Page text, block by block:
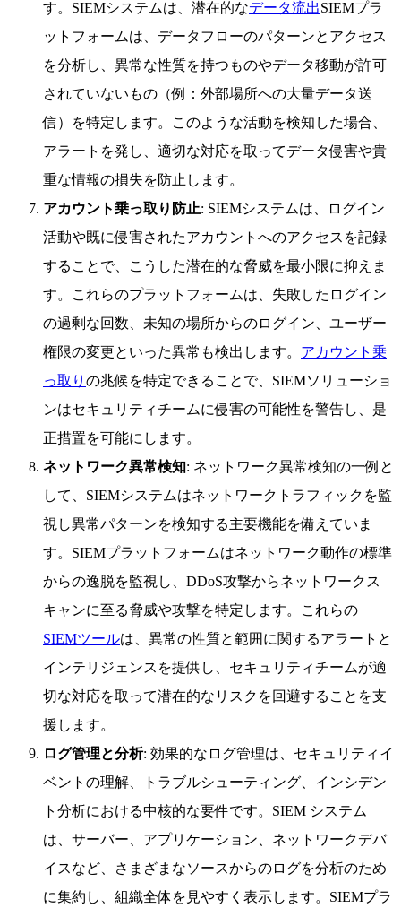
す。SIEMシステムは、潜在的なデータ流出SIEMプラ
ットフォームは、データフローのパターンとアクセス
を分析し、異常な性質を持つものやデータ移動が許可
されていないもの（例：外部場所への大量データ送
信）を特定します。このような活動を検知した場合、
アラートを発し、適切な対応を取ってデータ侵害や貴
重な情報の損失を防止します。
アカウント乗っ取り防止: SIEMシステムは、ログイン
活動や既に侵害されたアカウントへのアクセスを記録
することで、こうした潜在的な脅威を最小限に抑えま
す。これらのプラットフォームは、失敗したログイン
の過剰な回数、未知の場所からのログイン、ユーザー
権限の変更といった異常も検出します。 アカウント乗
っ取り の兆候を特定できることで、SIEMソリューショ
ンはセキュリティチームに侵害の可能性を警告し、是
正措置を可能にします。
ネットワーク異常検知: ネットワーク異常検知の一例と
して、SIEMシステムはネットワークトラフィックを監
視し異常パターンを検知する主要機能を備えていま
す。SIEMプラットフォームはネットワーク動作の標準
からの逸脱を監視し、DDoS攻撃からネットワークス
キャンに至る脅威や攻撃を特定します。これらの
SIEMツールは、異常の性質と範囲に関するアラートと
インテリジェンスを提供し、セキュリティチームが適
切な対応を取って潜在的なリスクを回避することを支
援します。
ログ管理と分析: 効果的なログ管理は、セキュリティイ
ベントの理解、トラブルシューティング、インシデン
ト分析における中核的な要件です。SIEM システム
は、サーバー、アプリケーション、ネットワークデバ
イスなど、さまざまなソースからのログを分析のため
に集約し、組織全体を見やすく表示します。SIEMプラ